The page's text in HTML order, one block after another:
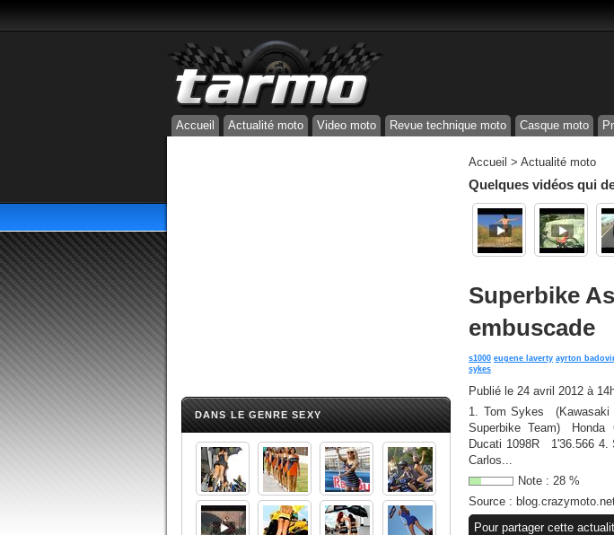
Accueil Actualité moto Video moto Revue technique moto Casque moto
DANS LE GENRE SEXY
Accueil > Actualité moto
Quelques vidéos qui
Superbike
embuscade
s1000 eugene laverty ayrton
sykes
Publié le 24 avril 2012 à
1. Tom Sykes (Kawasaki
Superbike Team)
Ducati 1098R 1'36.566
Carlos...
Note : 28 %
Source :
Pour partager cette